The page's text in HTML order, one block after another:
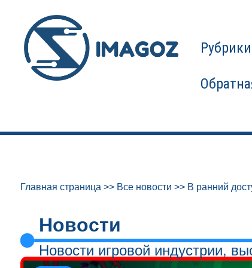
Рубрики
Главная страница >> Все новости >> В ранний
Новости
Новости игровой индустрии,